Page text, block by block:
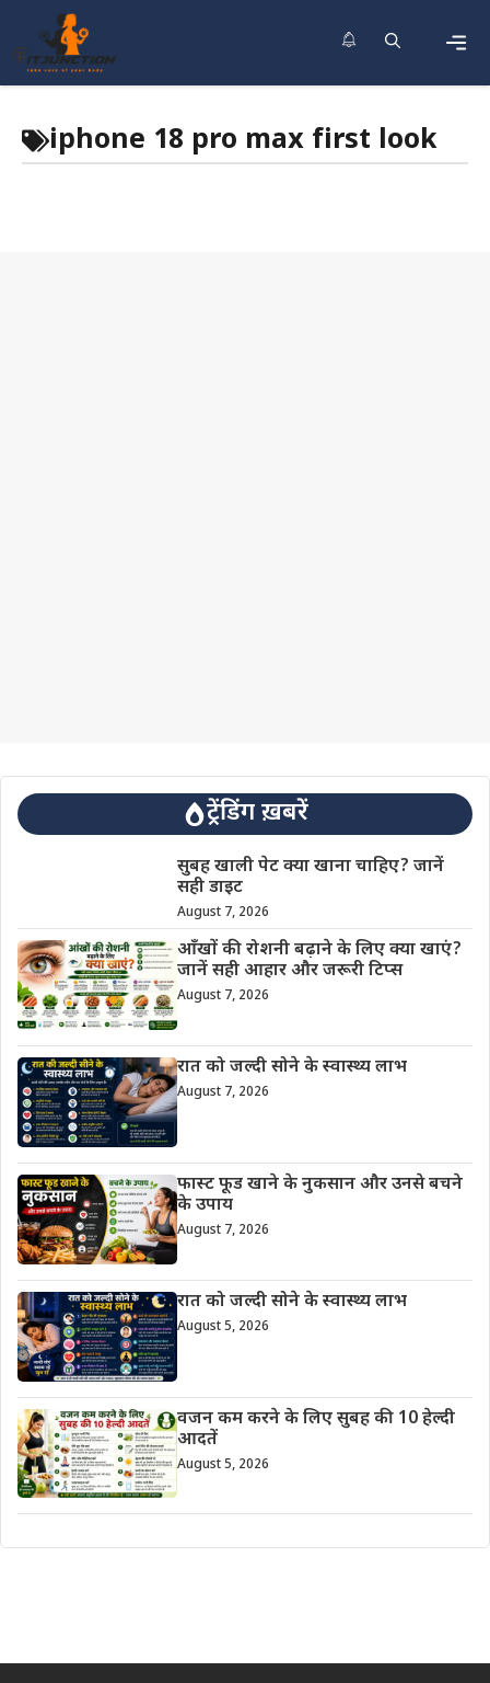
content
iphone 18 pro max first look
ट्रेंडिंग ख़बरें
सुबह खाली पेट क्या खाना चाहिए? जानें
सही डाइट
August 7, 2026
आँखों की रोशनी बढ़ाने के लिए क्या खाएं?
जानें सही आहार और जरूरी टिप्स
August 7, 2026
रात को जल्दी सोने के स्वास्थ्य लाभ
August 7, 2026
फास्ट फूड खाने के नुकसान और उनसे बचने
के उपाय
August 7, 2026
रात को जल्दी सोने के स्वास्थ्य लाभ
August 5, 2026
वजन कम करने के लिए सुबह की 10 हेल्दी
आदतें
August 5, 2026